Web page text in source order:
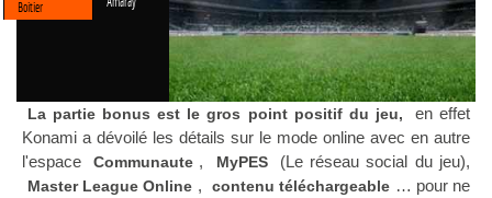
Boitier
La partie bonus est le gros point positif du jeu,
en effet
Konami a dévoilé les détails sur le mode online avec en autre
l'espace
Communaute , MyPES (Le réseau social du jeu),
Master League Online , contenu téléchargeable … pour ne